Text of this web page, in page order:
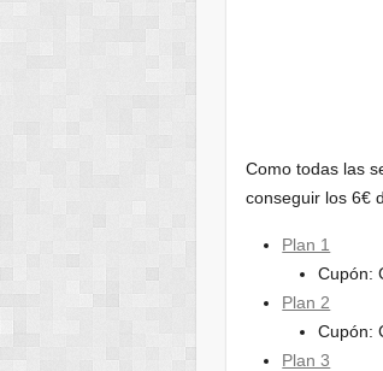
Como todas las
conseguir los 6€
Plan 1
Cupón:
Plan 2
Cupón:
Plan 3